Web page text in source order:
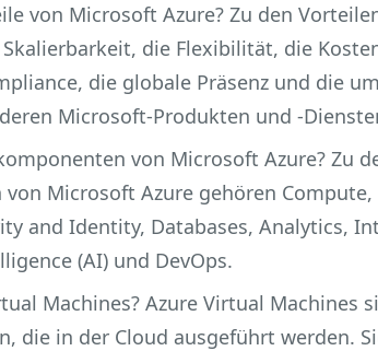
von Microsoft Azure? Zu den
die Flexibilität, die
die globale Präsenz und die
Microsoft-Produkten und -
von Microsoft Azure? Zu
Microsoft Azure gehören Compute,
and Identity, Databases, Analytics,
(AI) und DevOps.
Machines? Azure Virtual Machines
die in der Cloud ausgeführt werden.